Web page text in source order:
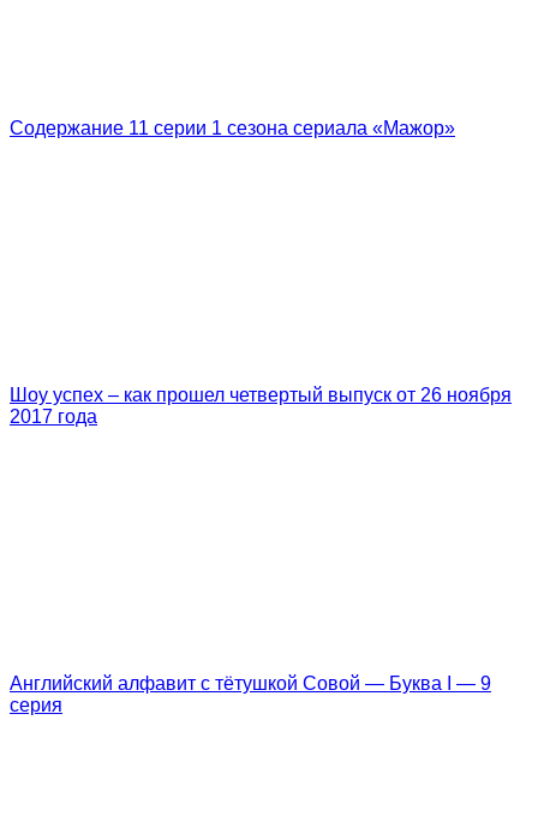
Содержание 11 серии 1 сезона сериала «Мажор»
Шоу успех – как прошел четвертый выпуск от 26 ноября
2017 года
Английский алфавит с тётушкой Совой — Буква I — 9
серия